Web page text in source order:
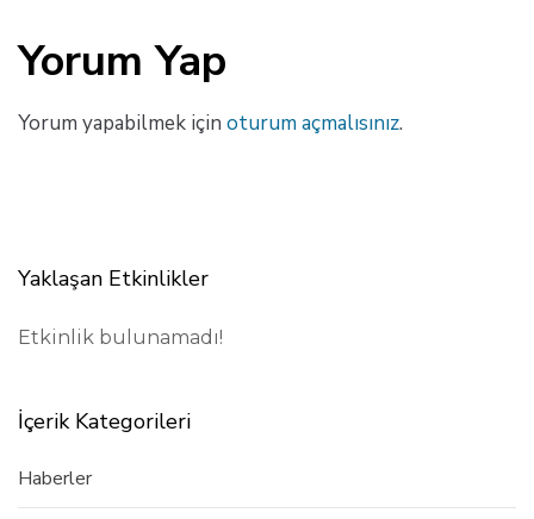
Yorum Yap
Yorum yapabilmek için oturum açmalısınız.
Yaklaşan Etkinlikler
Etkinlik bulunamadı!
İçerik Kategorileri
Haberler